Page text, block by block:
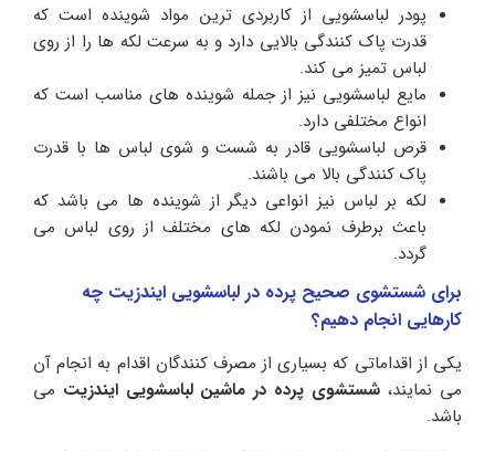
پودر لباسشویی از کاربردی ترین مواد شوینده است که
قدرت پاک‌ کنندگی بالایی دارد و به‌ سرعت لکه‌ ها را از روی
لباس تمیز می‌ کند.
مایع لباسشویی نیز از جمله شوینده های مناسب است که
انواع مختلفی دارد.
قرص لباسشویی قادر به شست و شوی لباس ها با قدرت
پاک کنندگی بالا می باشند.
لکه بر لباس نیز انواعی دیگر از شوینده ها می باشد که
باعث برطرف نمودن لکه های مختلف از روی لباس می
گردد.
برای شستشوی صحیح پرده در لباسشویی ایندزیت چه
کارهایی انجام دهیم؟
یکی از اقداماتی که بسیاری از مصرف کنندگان اقدام به انجام آن
می نمایند،شستشوی پرده در ماشین لباسشویی ایندزیت می
باشد.